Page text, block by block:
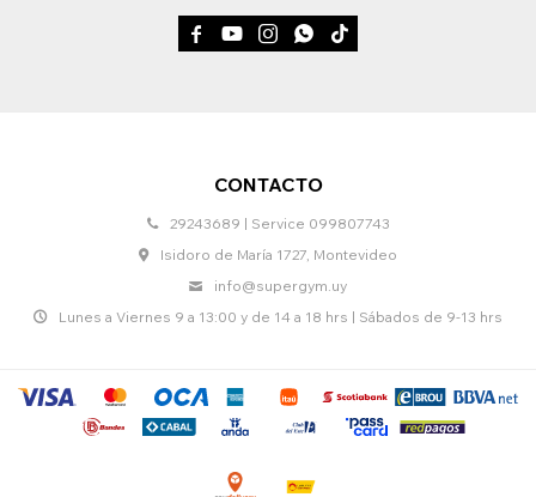
CONTACTO
29243689 | Service 099807743
Isidoro de María 1727, Montevideo
info@supergym.uy
Lunes a Viernes 9 a 13:00 y de 14 a 18 hrs | Sábados de 9-13 hrs
    